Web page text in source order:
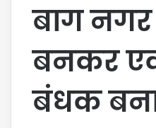
बाग
बनकर
बंधक